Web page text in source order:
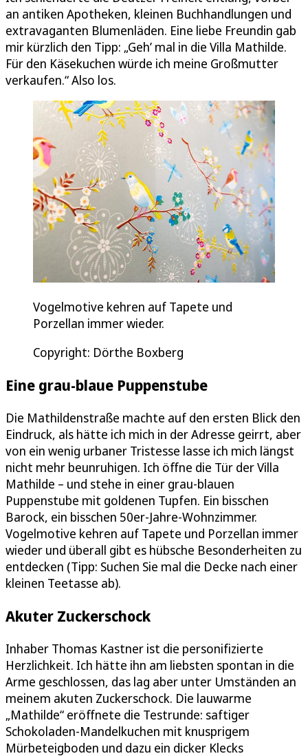
an antiken Apotheken, kleinen Buchhandlungen und
extravaganten Blumenläden. Eine liebe Freundin gab
mir kürzlich den Tipp: „Geh’ mal in die Villa Mathilde.
Für den Käsekuchen würde ich meine Großmutter
verkaufen.“ Also los.
Vogelmotive kehren auf Tapete und
Porzellan immer wieder.
Copyright: Dörthe Boxberg
Eine grau-blaue Puppenstube
Die Mathildenstraße machte auf den ersten Blick den
Eindruck, als hätte ich mich in der Adresse geirrt, aber
von ein wenig urbaner Tristesse lasse ich mich längst
nicht mehr beunruhigen. Ich öffne die Tür der Villa
Mathilde – und stehe in einer grau-blauen
Puppenstube mit goldenen Tupfen. Ein bisschen
Barock, ein bisschen 50er-Jahre-Wohnzimmer.
Vogelmotive kehren auf Tapete und Porzellan immer
wieder und überall gibt es hübsche Besonderheiten zu
entdecken (Tipp: Suchen Sie mal die Decke nach einer
kleinen Teetasse ab).
Akuter Zuckerschock
Inhaber Thomas Kastner ist die personifizierte
Herzlichkeit. Ich hätte ihn am liebsten spontan in die
Arme geschlossen, das lag aber unter Umständen an
meinem akuten Zuckerschock. Die lauwarme
„Mathilde“ eröffnete die Testrunde: saftiger
Schokoladen-Mandelkuchen mit knusprigem
Mürbeteigboden und dazu ein dicker Klecks